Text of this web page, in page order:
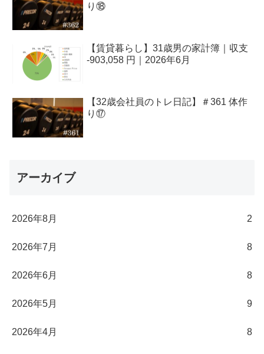
り⑱
【賃貸暮らし】31歳男の家計簿｜収支
-903,058 円｜2026年6月
【32歳会社員のトレ日記】＃361 体作
り⑰
アーカイブ
2026年8月 2
2026年7月 8
2026年6月 8
2026年5月 9
2026年4月 8